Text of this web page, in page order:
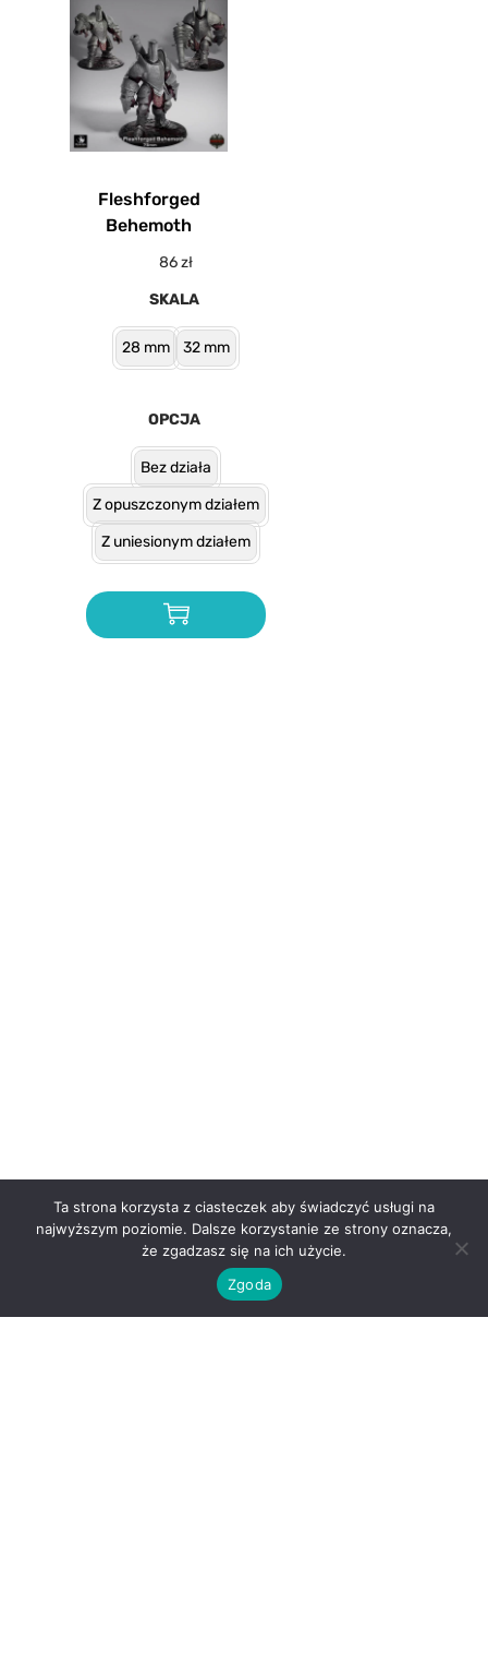
Fleshforged
Behemoth
86zł
SKALA
28 mm 32 mm
OPCJA
Bez działa
Z opuszczonym działem
Z uniesionym działem
Ta strona korzysta z ciasteczek aby świadczyć usługi na
najwyższym poziomie. Dalsze korzystanie ze strony oznacza,
że zgadzasz się na ich użycie.
Zgoda